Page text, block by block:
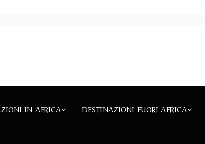
IN AFRICA DESTINAZIONI FUORI AFRICA